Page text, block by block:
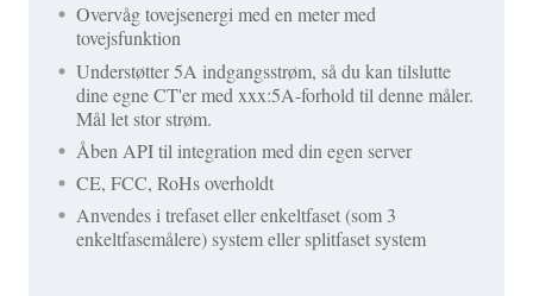
Overvåg tovejsenergi med en meter med
tovejsfunktion
Understøtter 5A indgangsstrøm, så du kan tilslutte
dine egne CT'er med xxx:5A-forhold til denne måler.
Mål let stor strøm.
Åben API til integration med din egen server
CE, FCC, RoHs overholdt
Anvendes i trefaset eller enkeltfaset (som 3
enkeltfasemålere) system eller splitfaset system